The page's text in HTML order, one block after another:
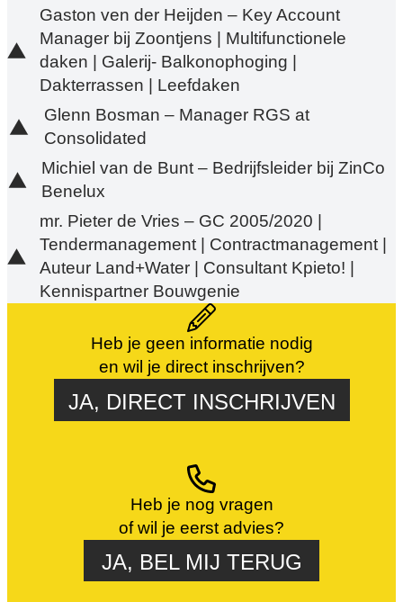
Gaston ven der Heijden – Key Account
Manager bij Zoontjens | Multifunctionele
daken | Galerij- Balkonophoging |
Dakterrassen | Leefdaken
Glenn Bosman – Manager RGS at
Consolidated
Michiel van de Bunt – Bedrijfsleider bij ZinCo
Benelux
mr. Pieter de Vries – GC 2005/2020 |
Tendermanagement | Contractmanagement |
Auteur Land+Water | Consultant Kpieto! |
Kennispartner Bouwgenie
Heb je geen informatie nodig
en wil je direct inschrijven?
JA, DIRECT INSCHRIJVEN
Heb je nog vragen
of wil je eerst advies?
JA, BEL MIJ TERUG